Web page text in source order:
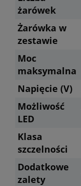
żarówek
Żarówka w
zestawie
Moc
maksymalna
Napięcie (V)
Możliwość
LED
Klasa
szczelności
Dodatkowe
zalety